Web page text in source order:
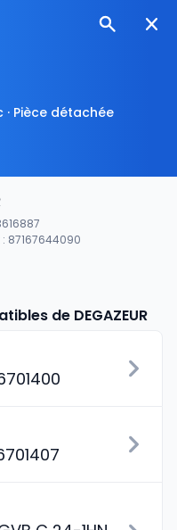
· Pièce détachée
87167644090
de DEGAZEUR